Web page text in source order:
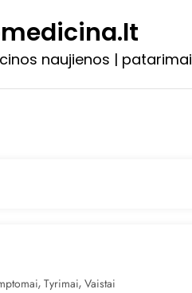
naujienos | patarimai
, Tyrimai, Vaistai